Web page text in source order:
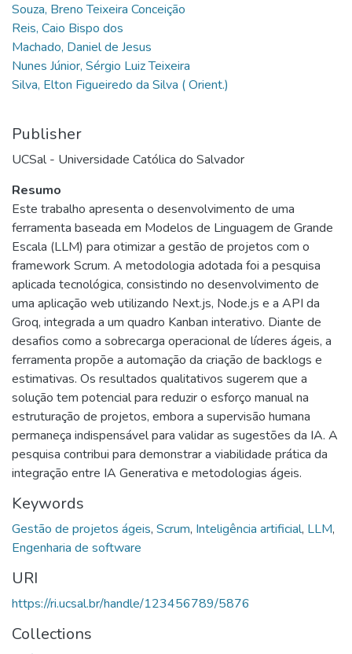
Souza, Breno Teixeira Conceição
Reis, Caio Bispo dos
Machado, Daniel de Jesus
Nunes Júnior, Sérgio Luiz Teixeira
Silva, Elton Figueiredo da Silva ( Orient.)
Publisher
UCSal - Universidade Católica do Salvador
Resumo
Este trabalho apresenta o desenvolvimento de uma
ferramenta baseada em Modelos de Linguagem de Grande
Escala (LLM) para otimizar a gestão de projetos com o
framework Scrum. A metodologia adotada foi a pesquisa
aplicada tecnológica, consistindo no desenvolvimento de
uma aplicação web utilizando Next.js, Node.js e a API da
Groq, integrada a um quadro Kanban interativo. Diante de
desafios como a sobrecarga operacional de líderes ágeis, a
ferramenta propõe a automação da criação de backlogs e
estimativas. Os resultados qualitativos sugerem que a
solução tem potencial para reduzir o esforço manual na
estruturação de projetos, embora a supervisão humana
permaneça indispensável para validar as sugestões da IA. A
pesquisa contribui para demonstrar a viabilidade prática da
integração entre IA Generativa e metodologias ágeis.
Keywords
Gestão de projetos ágeis, Scrum, Inteligência artificial, LLM,
Engenharia de software
URI
https://ri.ucsal.br/handle/123456789/5876
Collections